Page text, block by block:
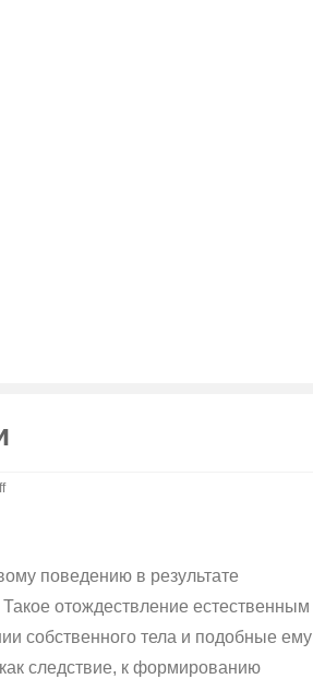
поведению в результате
отождествление естественным
собственного тела и подобные ему
следствие, к формированию